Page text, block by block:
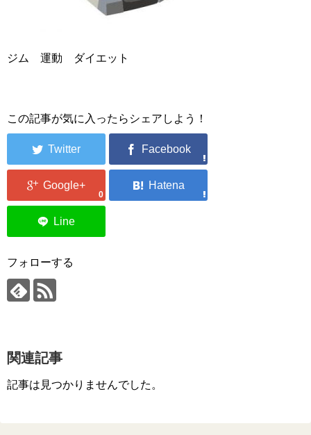
ジム 運動 ダイエット
この記事が気に入ったらシェアしよう！
0
フォローする
関連記事
記事は見つかりませんでした。